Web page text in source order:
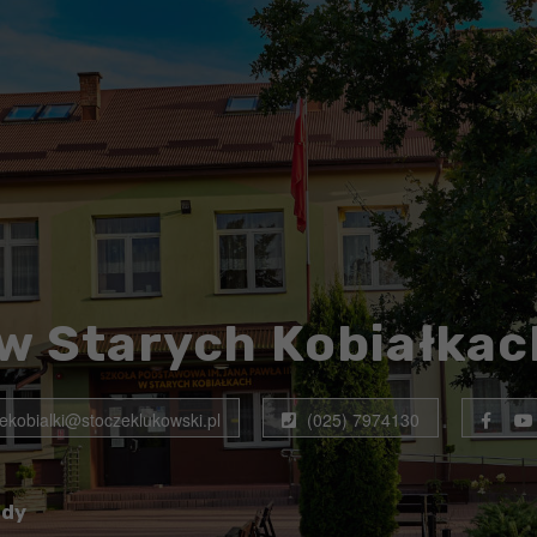
Starych
(025) 7974130